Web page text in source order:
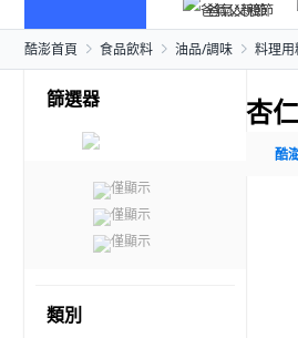
爸氣父親節
酷澎首頁 食品飲料 油品/調味 料理用
篩選器
僅顯示
僅顯示
僅顯示
類別
杏
酷